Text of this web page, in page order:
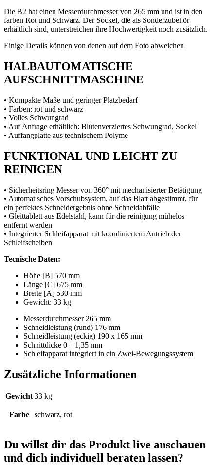
Die B2 hat einen Messerdurchmesser von 265 mm und ist in den
farben Rot und Schwarz. Der Sockel, die als Sonderzubehör
erhältlich sind, unterstreichen ihre Hochwertigkeit noch zusätzlich.
Einige Details können von denen auf dem Foto abweichen
HALBAUTOMATISCHE
AUFSCHNITTMASCHINE
• Kompakte Maße und geringer Platzbedarf
• Farben: rot und schwarz
• Volles Schwungrad
• Auf Anfrage erhältlich: Blütenverziertes Schwungrad, Sockel
• Auffangplatte aus technischem Polyme
FUNKTIONAL UND LEICHT ZU
REINIGEN
• Sicherheitsring Messer von 360° mit mechanisierter Betätigung
• Automatisches Vorschubsystem, auf das Blatt abgestimmt, für
ein perfektes Schneidergebnis ohne Schneidabfälle
• Gleittablett aus Edelstahl, kann für die reinigung mühelos
entfernt werden
• Integrierter Schleifapparat mit koordiniertem Antrieb der
Schleifscheiben
Tecnische Daten:
Höhe [B] 570 mm
Länge [C] 675 mm
Breite [A] 530 mm
Gewicht: 33 kg
Messerdurchmesser 265 mm
Schneidleistung (rund) 176 mm
Schneidleistung (eckig) 190 x 165 mm
Schnittdicke 0 – 1,35 mm
Schleifapparat integriert in ein Zwei-Bewegungssystem
Zusätzliche Informationen
Gewicht 33 kg
Farbe schwarz, rot
Du willst dir das Produkt live anschauen
und dich individuell beraten lassen?